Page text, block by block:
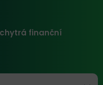
finanční